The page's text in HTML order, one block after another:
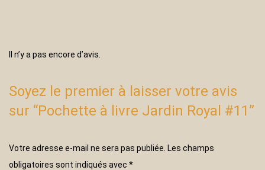
Il n’y a pas encore d’avis.
Soyez le premier à laisser votre avis
sur “Pochette à livre Jardin Royal #11”
Votre adresse e-mail ne sera pas publiée. Les champs
obligatoires sont indiqués avec *